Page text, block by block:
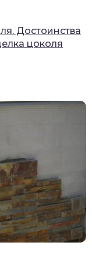
Достоинства
цоколя